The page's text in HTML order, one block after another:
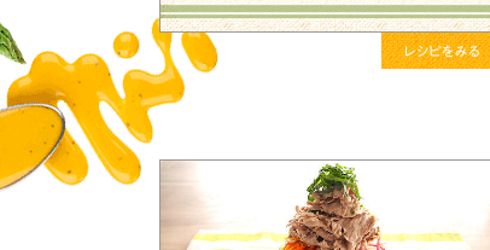
レシピをみる